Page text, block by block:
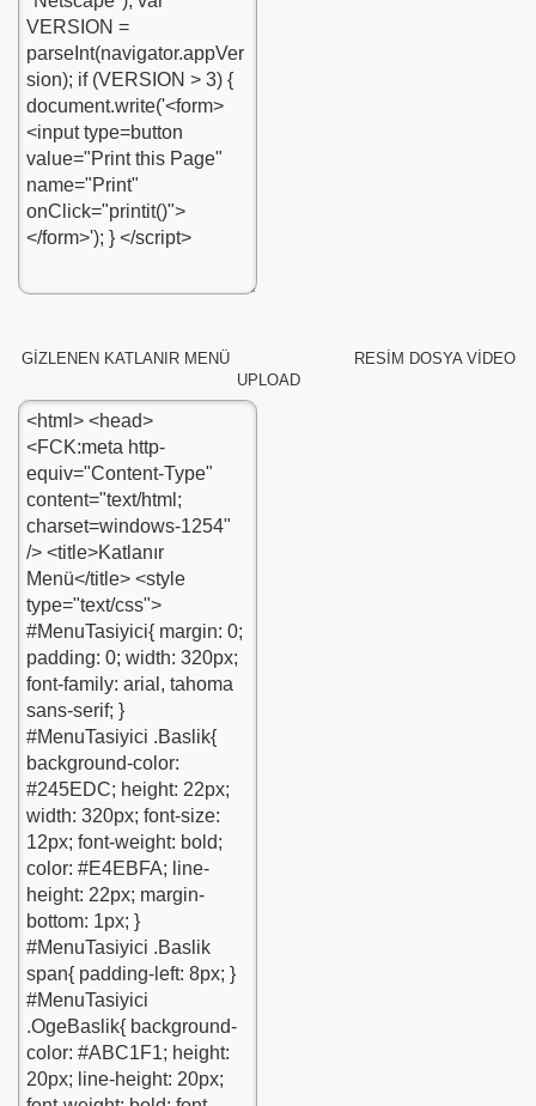
GİZLENEN KATLANIR MENÜ RESİM DOSYA VİDEO
UPLOAD